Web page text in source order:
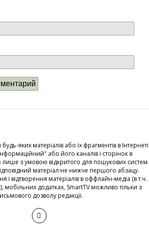
яких матеріалів або їх фрагментів в Інтернеті
або його каналів і сторінок в
з умовою відкритого для пошукових систем
матеріал не нижче першого абзацу.
і відтворення матеріалів в оффлайн-медіа (в т.ч.
мобільних додатках, SmartTV можливо тільки з
дозволу редакції.